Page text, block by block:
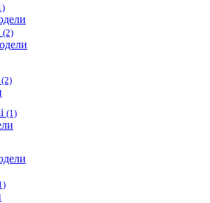
(2)
(2)
(1)